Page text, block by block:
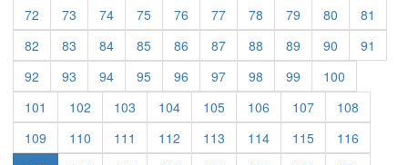
72 73 74 75 76 77 78 79 80
81
82
83 84 85 86 87 88 89 90
91
92
93 94 95 96 97 98 99
100
101
102 103 104 105 106 107
108
109
110 111 112 113 114 115
116